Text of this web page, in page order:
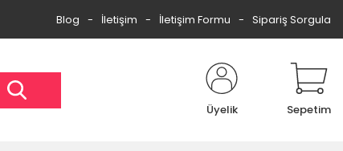
Blog İletişim İletişim Formu Sipariş Sorgula
Üyelik Sepetim